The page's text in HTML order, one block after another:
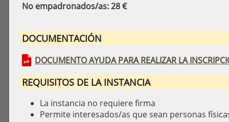
No empadronados/as: 28 €
DOCUMENTACIÓN
DOCUMENTO AYUDA PARA REALIZAR LA
REQUISITOS DE LA INSTANCIA
La instancia no requiere firma
Permite interesados/as que sean personas